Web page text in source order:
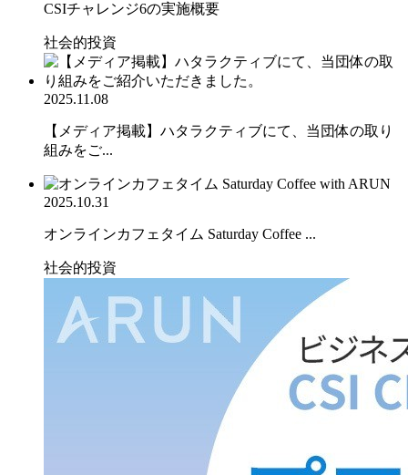
CSIチャレンジ6の実施概要
社会的投資
2025.11.08
【メディア掲載】ハタラクティブにて、当団体の取り
組みをご...
2025.10.31
オンラインカフェタイム Saturday Coffee ...
社会的投資